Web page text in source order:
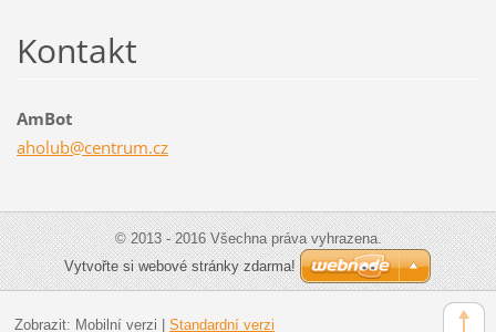
Kontakt
AmBot
aholub@centrum.cz
© 2013 - 2016 Všechna práva vyhrazena.
Vytvořte si webové stránky zdarma!
Zobrazit: Mobilní verzi | Standardní verzi